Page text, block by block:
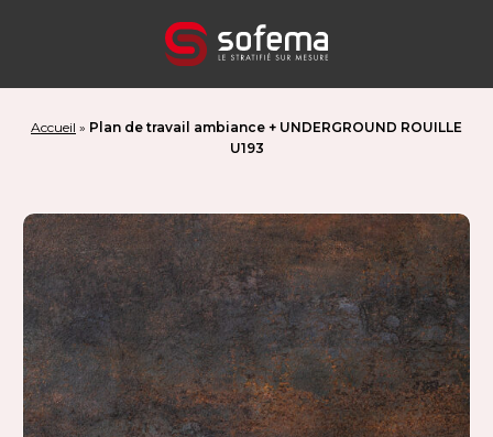
Accueil » Plan de travail ambiance + UNDERGROUND ROUILLE
U193